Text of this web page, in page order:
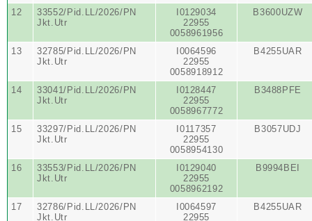
12
33552/Pid.LL/2026/PN
Jkt.Utr
I0129034
22955
0058961956
B3600UZW
13
32785/Pid.LL/2026/PN
Jkt.Utr
I0064596
22955
0058918912
B4255UAR
14
33041/Pid.LL/2026/PN
Jkt.Utr
I0128447
22955
0058967772
B3488PFE
15
33297/Pid.LL/2026/PN
Jkt.Utr
I0117357
22955
0058954130
B3057UDJ
16
33553/Pid.LL/2026/PN
Jkt.Utr
I0129040
22955
0058962192
B9994BEI
17
32786/Pid.LL/2026/PN
Jkt.Utr
I0064597
22955
B4255UAR